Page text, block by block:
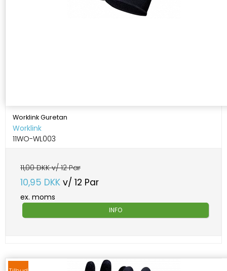
Worklink Guretan
Worklink
11WO-WL003
11,00 DKK v/ 12 Par
10,95 DKK v/ 12 Par
ex. moms
INFO